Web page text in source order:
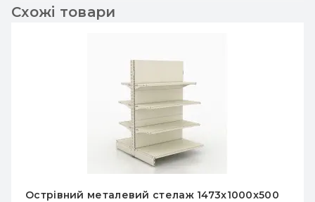
Схожі товари
Металевий перфорований стелаж